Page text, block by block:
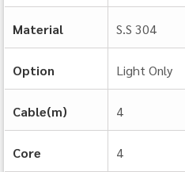
Material S.S 304
Option Light Only
Cable(m) 4
Core 4